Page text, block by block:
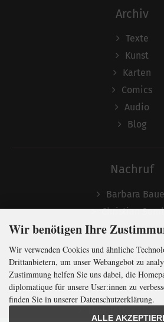
Archiv
Texte
Kunst
Karten
Comics
Audio
Blog
Nachruf
Barbara
Christian
Folgen
Wir benötigen Ihre
Wir verwenden Cookies und ähnliche
Drittanbietern, um unser Webangebot zu
Zustimmung helfen Sie uns dabei, die
diplomatique für unsere User:innen zu
finden Sie in unserer Datenschutzerklärung.
ALLE